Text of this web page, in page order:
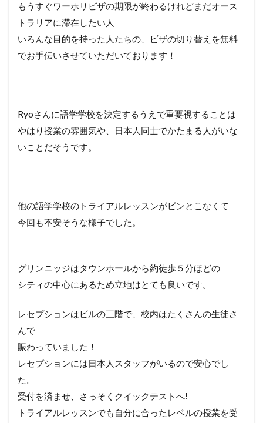
もうすぐワーホリビザの期限が終わるけれどまだオース
トラリアに滞在したい人
いろんな目的を持った人たちの、ビザの切り替えを無料
でお手伝いさせていただいております！
Ryoさんに語学学校を決定するうえで重要視することは
やはり授業の雰囲気や、日本人同士でかたまる人がいな
いことだそうです。
他の語学学校のトライアルレッスンがピンとこなくて
今回も不安そうな様子でした。
グリンニッジはタウンホールから約徒歩５分ほどの
シティの中心にあるため立地はとても良いです。
レセプションはビルの三階で、校内はたくさんの生徒さ
んで
賑わっていました！
レセプションには日本人スタッフがいるので安心でし
た。
受付を済ませ、さっそくクイックテストへ!
トライアルレッスンでも自分に合ったレベルの授業を受